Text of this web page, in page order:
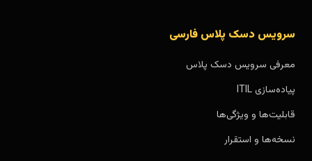
سرویس دسک پلاس فارسی
معرفی سرویس دسک پلاس
پیاده‌سازی ITIL
قابلیت‌ها و ویژگی‌ها
نسخه‌ها و استقرار